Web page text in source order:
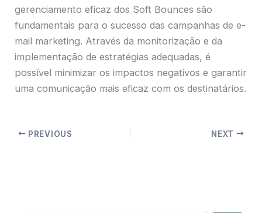
gerenciamento eficaz dos Soft Bounces são
fundamentais para o sucesso das campanhas de e-
mail marketing. Através da monitorização e da
implementação de estratégias adequadas, é
possível minimizar os impactos negativos e garantir
uma comunicação mais eficaz com os destinatários.
PREVIOUS NEXT